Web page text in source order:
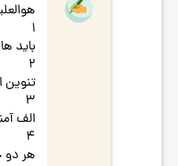
1
باید
2
3
الف
4
هر دو